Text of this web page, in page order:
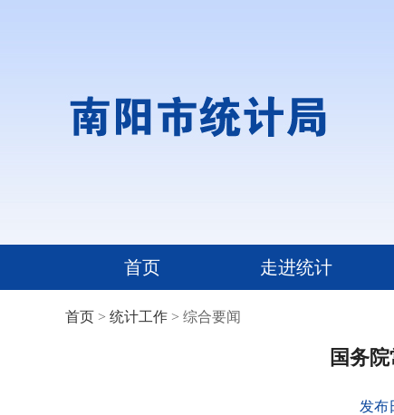
首页 走进统计
首页 > 统计工作 > 综合要闻
国务
发布